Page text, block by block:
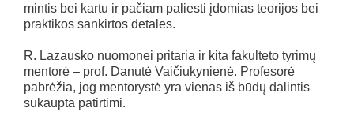
mintis bei kartu ir pačiam paliesti įdomias teorijos bei
praktikos sankirtos detales.
R. Lazausko nuomonei pritaria ir kita fakulteto tyrimų
mentorė – prof. Danutė Vaičiukynienė. Profesorė
pabrėžia, jog mentorystė yra vienas iš būdų dalintis
sukaupta patirtimi.